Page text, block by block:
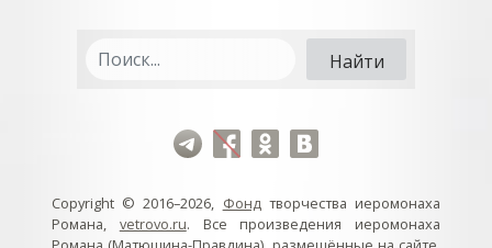
Copyright © 2016–2026, Фондтворчества иеромонаха
Романа, vetrovo.ru. Все произведения иеромонаха